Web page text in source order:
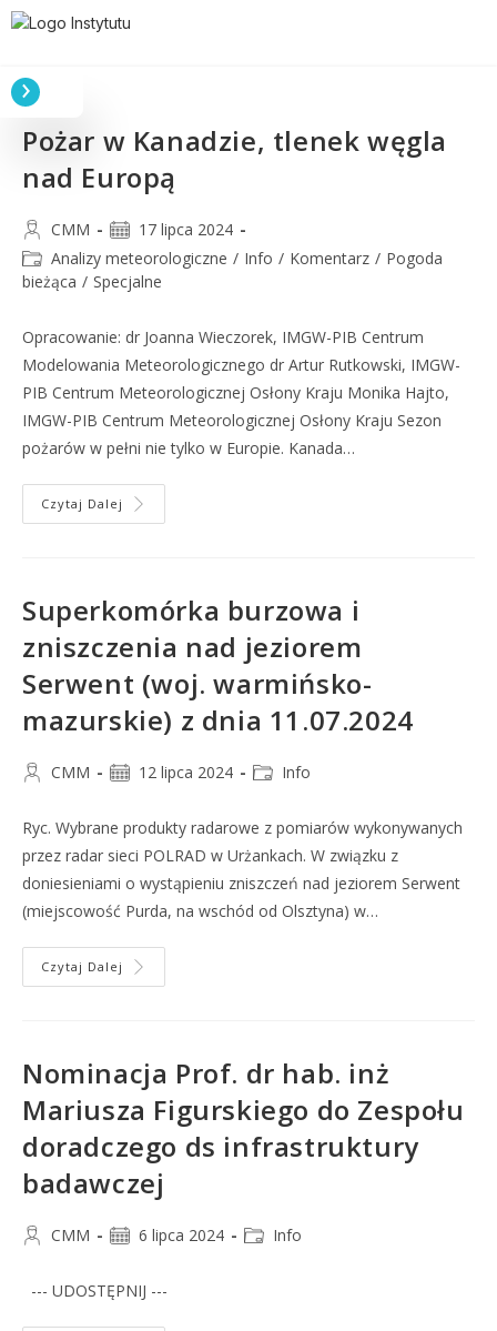
Pożar w Kanadzie, tlenek węgla
nad Europą
CMM
17 lipca 2024
Analizy meteorologiczne / Info / Komentarz / Pogoda
bieżąca / Specjalne
Opracowanie: dr Joanna Wieczorek, IMGW-PIB Centrum
Modelowania Meteorologicznego dr Artur Rutkowski, IMGW-
PIB Centrum Meteorologicznej Osłony Kraju Monika Hajto,
IMGW-PIB Centrum Meteorologicznej Osłony Kraju Sezon
pożarów w pełni nie tylko w Europie. Kanada…
Czytaj Dalej
Superkomórka burzowa i
zniszczenia nad jeziorem
Serwent (woj. warmińsko-
mazurskie) z dnia 11.07.2024
CMM 12 lipca 2024 Info
Ryc. Wybrane produkty radarowe z pomiarów wykonywanych
przez radar sieci POLRAD w Urżankach. W związku z
doniesieniami o wystąpieniu zniszczeń nad jeziorem Serwent
(miejscowość Purda, na wschód od Olsztyna) w…
Czytaj Dalej
Nominacja Prof. dr hab. inż
Mariusza Figurskiego do Zespołu
doradczego ds infrastruktury
badawczej
CMM 6 lipca 2024 Info
--- UDOSTĘPNIJ ---